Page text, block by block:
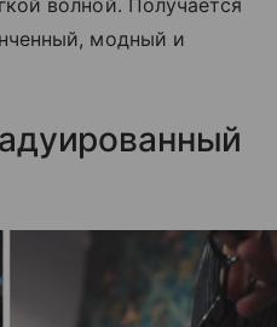
модный и